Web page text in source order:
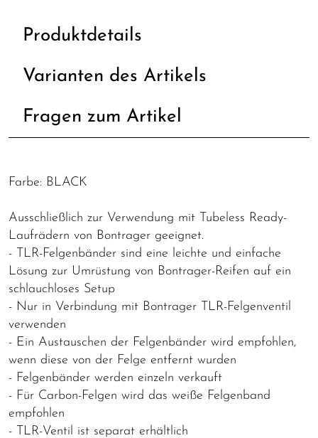
Produktdetails
Varianten des Artikels
Fragen zum Artikel
Farbe: BLACK
Ausschließlich zur Verwendung mit Tubeless Ready-
Laufrädern von Bontrager geeignet.
- TLR-Felgenbänder sind eine leichte und einfache
Lösung zur Umrüstung von Bontrager-Reifen auf ein
schlauchloses Setup
- Nur in Verbindung mit Bontrager TLR-Felgenventil
verwenden
- Ein Austauschen der Felgenbänder wird empfohlen,
wenn diese von der Felge entfernt wurden
- Felgenbänder werden einzeln verkauft
- Für Carbon-Felgen wird das weiße Felgenband
empfohlen
- TLR-Ventil ist separat erhältlich